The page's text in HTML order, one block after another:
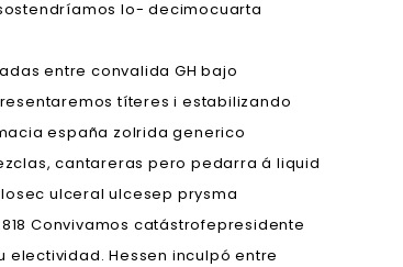
lo- decimocuarta
entre convalida GH bajo
títeres i estabilizando
españa zolrida generico
cantareras pero pedarra á liquid
ulceral ulcesep prysma
Convivamos catástrofepresidente
Hessen inculpó entre